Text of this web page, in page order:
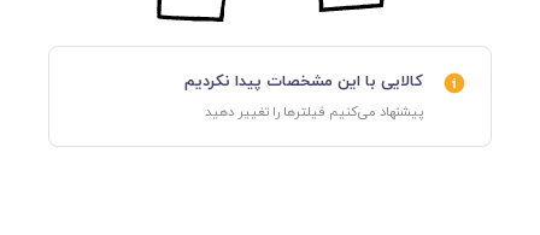
کالایی با این مشخصات پیدا نکردیم
پیشنهاد می‌کنیم فیلترها را تغییر دهید